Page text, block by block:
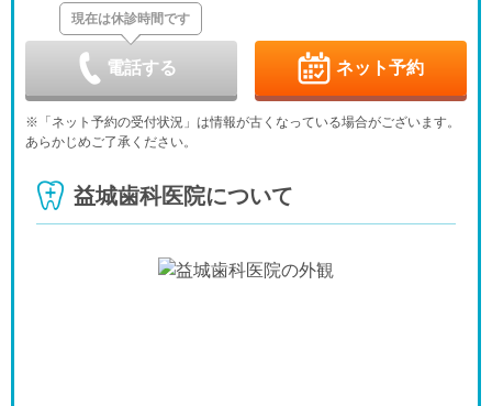
9/4
土
9/5
-
日
9/6
9/8
-
9/9
9/10
- - 休 -
火
- -
金
-
土
-
日
休 休
休 - -
現在は休診時間です
電話する ネット予約
※「ネット予約の受付状況」は情報が古くなっている場合がございます。
あらかじめご了承ください。
益城歯科医院について